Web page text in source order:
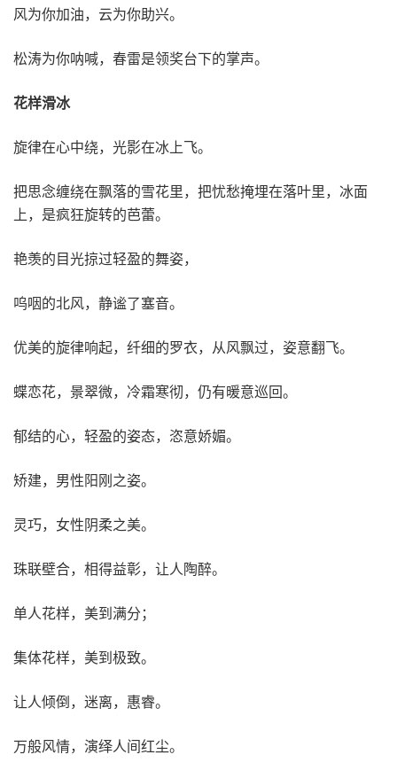
风为你加油，云为你助兴。
松涛为你呐喊，春雷是领奖台下的掌声。
花样滑冰
旋律在心中绕，光影在冰上飞。
把思念缠绕在飘落的雪花里，把忧愁掩埋在落叶里，冰面
上，是疯狂旋转的芭蕾。
艳羡的目光掠过轻盈的舞姿，
呜咽的北风，静谧了塞音。
优美的旋律响起，纤细的罗衣，从风飘过，姿意翻飞。
蝶恋花，景翠微，冷霜寒彻，仍有暖意巡回。
郁结的心，轻盈的姿态，恣意娇媚。
矫建，男性阳刚之姿。
灵巧，女性阴柔之美。
珠联壁合，相得益彰，让人陶醉。
单人花样，美到满分；
集体花样，美到极致。
让人倾倒，迷离，惠睿。
万般风情，演绎人间红尘。